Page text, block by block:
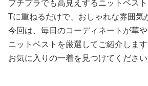
プチプラでも高見えするニットベス
Tに重ねるだけで、おしゃれな雰囲気
今回は、毎日のコーディネートが華
ニットベストを厳選してご紹介します
お気に入りの一着を見つけてください